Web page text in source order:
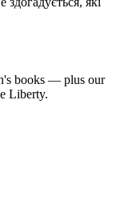
books — plus our
Liberty.